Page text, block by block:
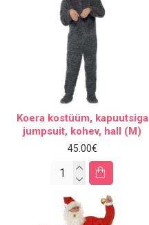
Koera kostüüm, kapuutsiga
jumpsuit, kohev, hall (M)
45.00€